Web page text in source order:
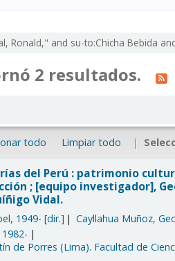
Ronald," and su-to:Chicha Bebida
2 resultados.
todo Limpiar todo
del Perú : patrimonio
; [equipo investigador],
Vidal.
, 1949- [dir.] Cayllahua Muñoz,
1982-
de Porres (Lima). Facultad de